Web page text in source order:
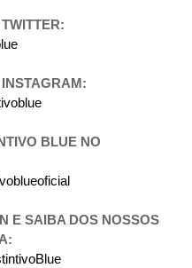
BLUE NO
E SAIBA DOS NOSSOS